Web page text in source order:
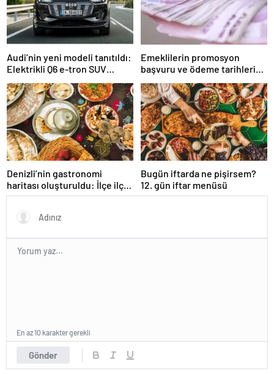
Audi’nin yeni modeli tanıtıldı:
Elektrikli Q6 e-tron SUV
geliyor…
Emeklilerin promosyon
başvuru ve ödeme tarihleri
emekliye ne kadar
promosyon veriyor?
Denizli’nin gastronomi
haritası oluşturuldu: İlçe ilçe
lezzet haritasi
Bugün iftarda ne pişirsem?
12. gün iftar menüsü
Gönder
En az 10 karakter gerekli